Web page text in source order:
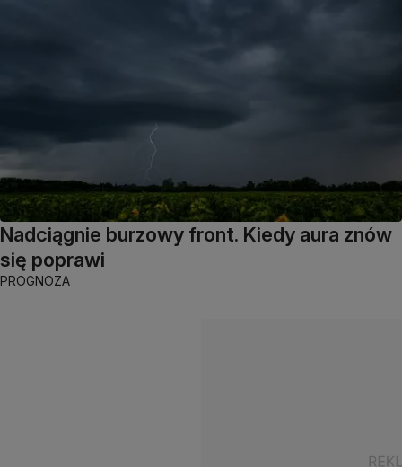
Nadciągnie burzowy front. Kiedy aura znów
się poprawi
PROGNOZA